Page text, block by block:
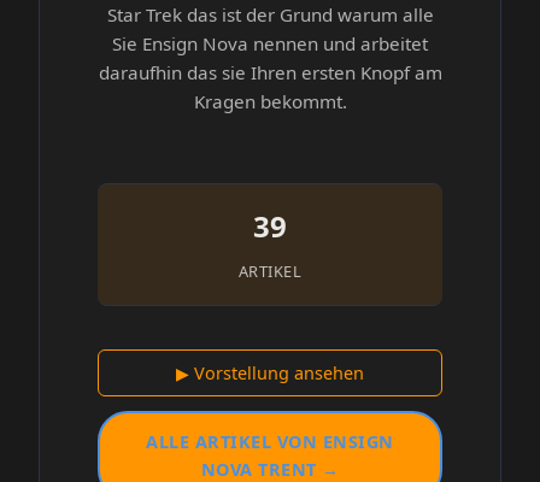
Star Trek das ist der Grund warum alle
Sie Ensign Nova nennen und arbeitet
daraufhin das sie Ihren ersten Knopf am
Kragen bekommt.
39
ARTIKEL
▶ Vorstellung ansehen
ALLE ARTIKEL VON ENSIGN
NOVA TRENT →